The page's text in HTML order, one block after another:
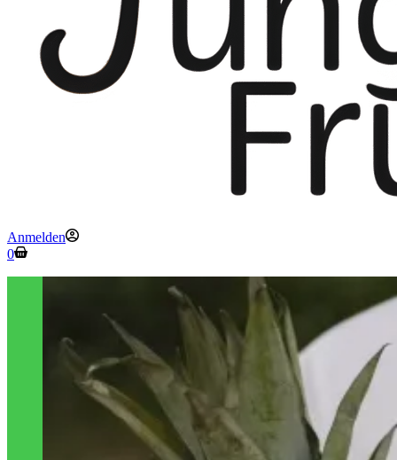
Anmelden
Warenkorb
0